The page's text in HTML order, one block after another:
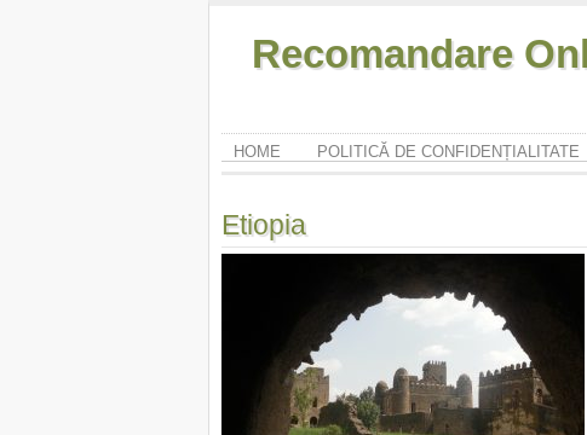
Recomandare
HOME POLITICĂ DE CONFIDENȚIALITATE
Etiopia